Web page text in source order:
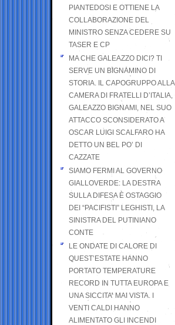
PIANTEDOSI E OTTIENE LA
COLLABORAZIONE DEL
MINISTRO SENZA CEDERE SU
TASER E CP
MA CHE GALEAZZO DICI? TI
SERVE UN BIGNAMINO DI
STORIA. IL CAPOGRUPPO ALLA
CAMERA DI FRATELLI D’ITALIA,
GALEAZZO BIGNAMI, NEL SUO
ATTACCO SCONSIDERATO A
OSCAR LUIGI SCALFARO HA
DETTO UN BEL PO’ DI
CAZZATE
SIAMO FERMI AL GOVERNO
GIALLOVERDE: LA DESTRA
SULLA DIFESA È OSTAGGIO
DEI “PACIFISTI” LEGHISTI, LA
SINISTRA DEL PUTINIANO
CONTE
LE ONDATE DI CALORE DI
QUEST’ESTATE HANNO
PORTATO TEMPERATURE
RECORD IN TUTTA EUROPA E
UNA SICCITA’ MAI VISTA. I
VENTI CALDI HANNO
ALIMENTATO GLI INCENDI